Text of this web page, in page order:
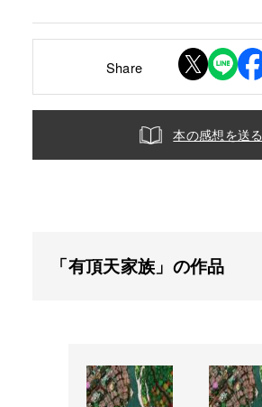
Share
本の感想を送る
「有頂天家族」の作品